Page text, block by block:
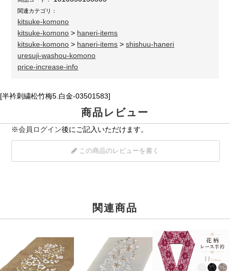
関連カテゴリ：
kitsuke-komono
kitsuke-komono > haneri-items
kitsuke-komono > haneri-items >shishuu-haneri
uresuji-washou-komono
price-increase-info
[半衿刺繍松竹梅5.白金-03501583]
商品レビュー
※会員ログイン後にご記入いただけます。
この商品のレビューを書く
関連商品